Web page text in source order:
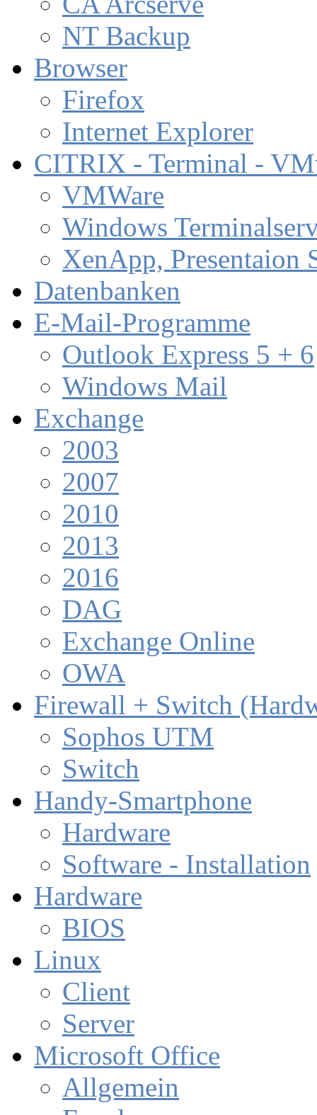
NT Backup
Browser
Firefox
Internet Explorer
CITRIX - Terminal -
VMWare
Windows
XenApp, Presentaion
Datenbanken
E-Mail-Programme
Outlook Express 5 + 6
Windows Mail
Exchange
2003
2007
2010
2013
2016
DAG
Exchange Online
OWA
Firewall + Switch
Sophos UTM
Switch
Handy-Smartphone
Hardware
Software - Installation
Hardware
BIOS
Linux
Client
Server
Microsoft Office
Allgemein